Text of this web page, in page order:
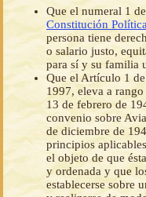
Que el numeral 1
Constitución
persona tiene
o salario justo,
para sí y su familia
Que el Artículo 1
1997, eleva a
13 de febrero de
convenio sobre
de diciembre de
principios
el objeto de que
y ordenada y que
establecerse sobre